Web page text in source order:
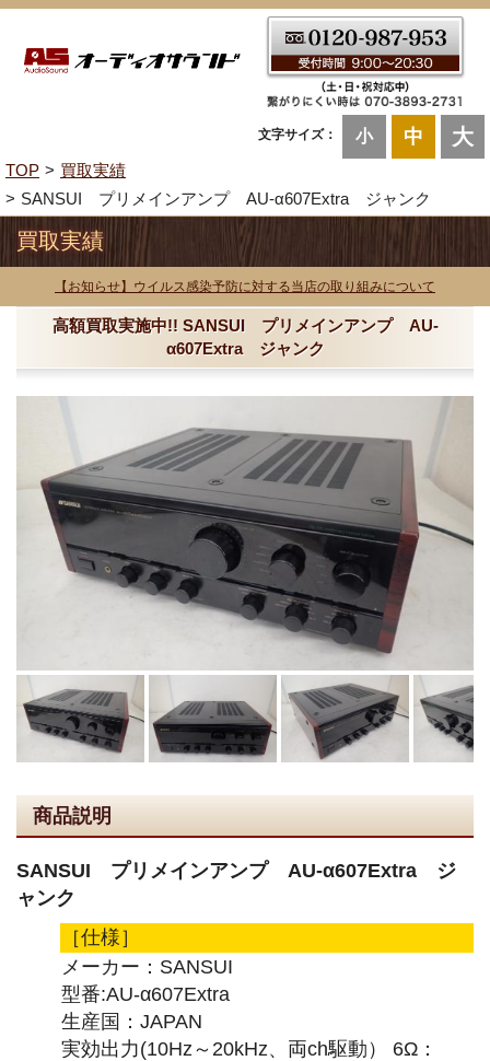
文字サイズ： 小 中 大
TOP
買取実績
SANSUI プリメインアンプ AU-α607Extra ジャンク
買取実績
【お知らせ】ウイルス感染予防に対する当店の取り組みについて
高額買取実施中!! SANSUI プリメインアンプ AU-
α607Extra ジャンク
商品説明
SANSUI プリメインアンプ AU-α607Extra ジ
ャンク
［仕様］
メーカー：SANSUI
型番:AU-α607Extra
生産国：JAPAN
実効出力(10Hz～20kHz、両ch駆動） 6Ω：